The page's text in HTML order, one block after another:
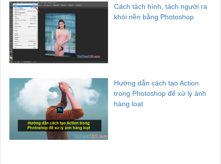
Cách tách hình, tách người ra
khỏi nền bằng Photoshop
Hướng dẫn cách tạo Action
trong Photoshop để xử lý ảnh
hàng loạt